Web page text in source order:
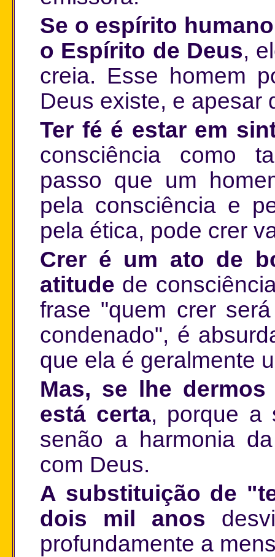
Se o espírito
o Espírito de Deus,
creia. Esse homem
Deus existe, e apesar
Ter fé é estar em
consciência como
passo que um
pela consciência e
pela ética, pode crer
Crer é um ato de
atitude de
frase "quem crer
condenado", é
que ela é geralmente
Mas, se lhe
está certa, porque a
senão a harmonia
com Deus.
A substituição de
dois mil anos
profundamente a